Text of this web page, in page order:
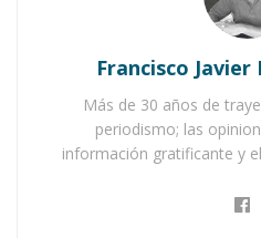
Francisco
Más de 30 años de
periodismo; las
información gratificante y